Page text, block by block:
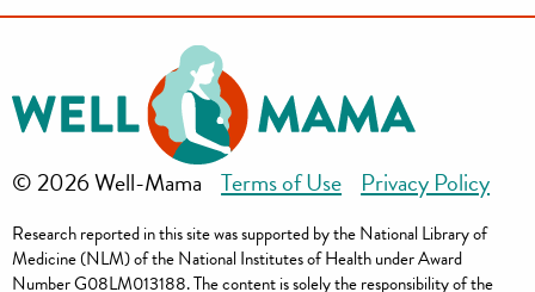
© 2026 Well-MamaTerms of Use Privacy Policy
Research reported in this site was supported by the National Library of
Medicine (NLM) of the National Institutes of Health under Award
Number G08LM013188. The content is solely the responsibility of the